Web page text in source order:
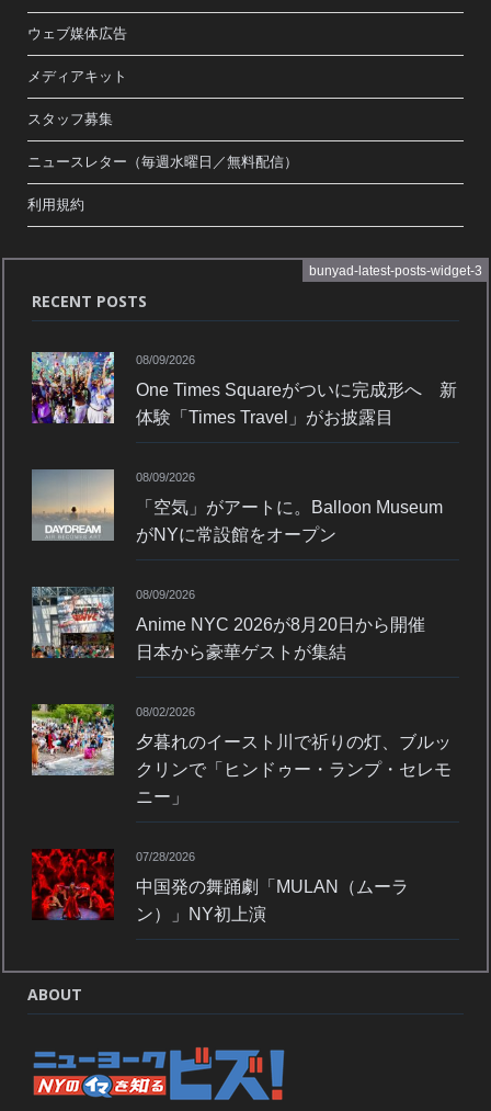
ウェブ媒体広告
メディアキット
スタッフ募集
ニュースレター（毎週水曜日／無料配信）
利用規約
bunyad-latest-posts-widget-3
RECENT POSTS
08/09/2026
One Times Squareがついに完成形へ 新
体験「Times Travel」がお披露目
08/09/2026
「空気」がアートに。Balloon Museum
がNYに常設館をオープン
08/09/2026
Anime NYC 2026が8月20日から開催
日本から豪華ゲストが集結
08/02/2026
夕暮れのイースト川で祈りの灯、ブルッ
クリンで「ヒンドゥー・ランプ・セレモ
ニー」
07/28/2026
中国発の舞踊劇「MULAN（ムーラ
ン）」NY初上演
ABOUT